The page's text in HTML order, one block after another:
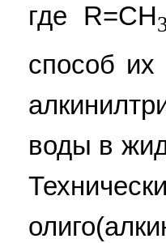
где R=CH
способ их
воды в